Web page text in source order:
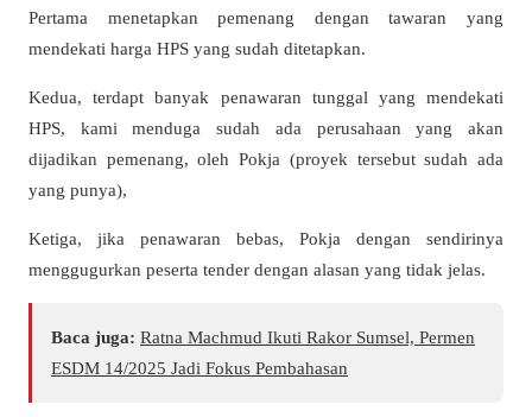
Pertama menetapkan pemenang dengan tawaran yang
mendekati harga HPS yang sudah ditetapkan.
Kedua, terdapt banyak penawaran tunggal yang mendekati
HPS, kami menduga sudah ada perusahaan yang akan
dijadikan pemenang, oleh Pokja (proyek tersebut sudah ada
yang punya),
Ketiga, jika penawaran bebas, Pokja dengan sendirinya
menggugurkan peserta tender dengan alasan yang tidak jelas.
Baca juga: Ratna Machmud Ikuti Rakor Sumsel, Permen
ESDM 14/2025 Jadi Fokus Pembahasan